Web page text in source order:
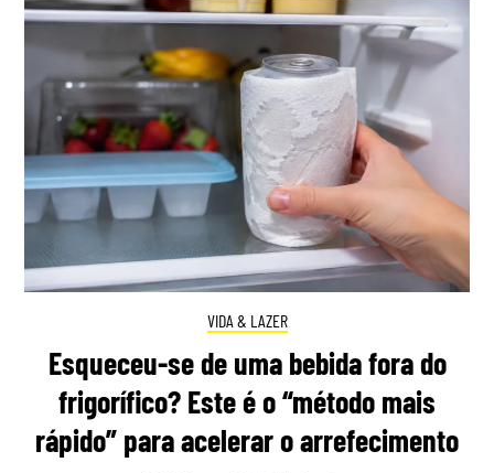
VIDA & LAZER
Esqueceu-se de uma bebida fora do
frigorífico? Este é o “método mais
rápido” para acelerar o arrefecimento